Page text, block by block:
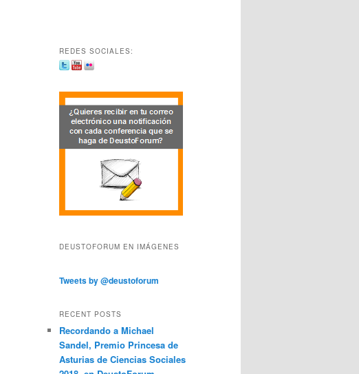
REDES SOCIALES:
DEUSTOFORUM EN IMÁGENES
Tweets by @deustoforum
RECENT POSTS
Recordando a Michael
Sandel, Premio Princesa de
Asturias de Ciencias Sociales